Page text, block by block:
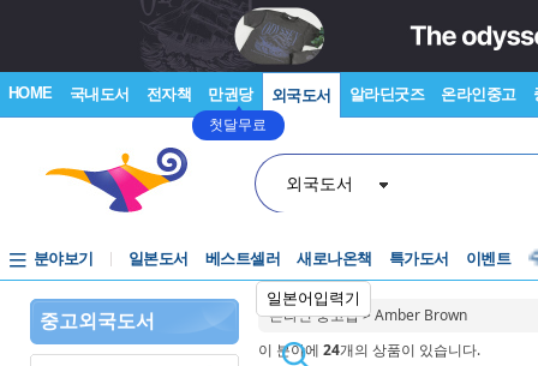
HOME 국내도서 전자책 만권당
첫달무료
외국도서 알라딘굿즈 온라인중고
외국도서
일본어입력기
분야보기 일본도서 베스트셀러 새로나온책 특가도서 이벤트
중고외국도서 온라인 중고샵>Amber Brown
이 분야에 24개의 상품이 있습니다.